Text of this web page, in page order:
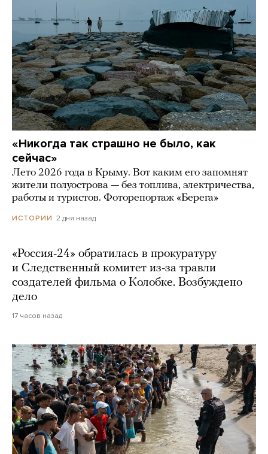
«Никогда так страшно не было, как
сейчас»
Лето 2026 года в Крыму. Вот каким его запомнят
жители полуострова — без топлива, электричества,
работы и туристов. Фоторепортаж «Берега»
ИСТОРИИ 2 дня назад
«Россия-24» обратилась в прокуратуру
и Следственный комитет из-за травли
создателей фильма о Колобке. Возбуждено
дело
17 часов назад